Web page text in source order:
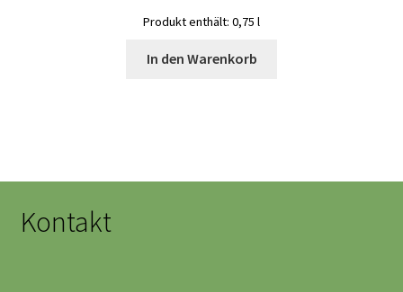
Produkt enthält: 0,75 l
In den Warenkorb
Kontakt